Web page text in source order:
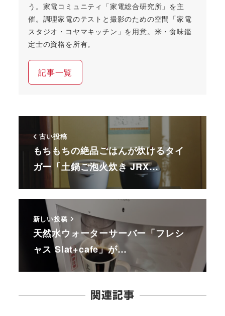
う。家電コミュニティ「家電総合研究所」を主
催。調理家電のテストと撮影のための空間「家電
スタジオ・コヤマキッチン」を用意。米・食味鑑
定士の資格を所有。
記事一覧
古い投稿
もちもちの絶品ごはんが炊けるタイ
ガー「土鍋ご泡火炊き JRX…
新しい投稿
天然水ウォーターサーバー「フレシ
ャス Slat+cafe」が…
関連記事